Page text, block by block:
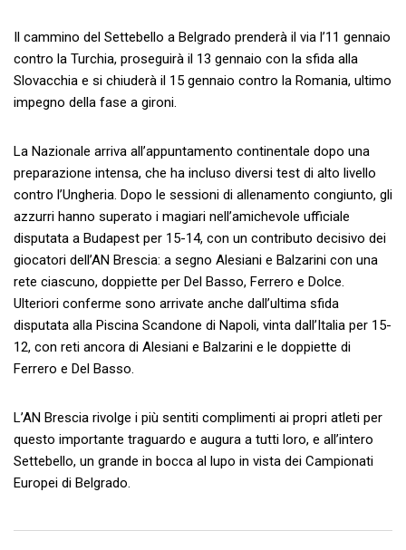
Il cammino del Settebello a Belgrado prenderà il via l’11 gennaio
contro la Turchia, proseguirà il 13 gennaio con la sfida alla
Slovacchia e si chiuderà il 15 gennaio contro la Romania, ultimo
impegno della fase a gironi.
La Nazionale arriva all’appuntamento continentale dopo una
preparazione intensa, che ha incluso diversi test di alto livello
contro l’Ungheria. Dopo le sessioni di allenamento congiunto, gli
azzurri hanno superato i magiari nell’amichevole ufficiale
disputata a Budapest per 15-14, con un contributo decisivo dei
giocatori dell’AN Brescia: a segno Alesiani e Balzarini con una
rete ciascuno, doppiette per Del Basso, Ferrero e Dolce.
Ulteriori conferme sono arrivate anche dall’ultima sfida
disputata alla Piscina Scandone di Napoli, vinta dall’Italia per 15-
12, con reti ancora di Alesiani e Balzarini e le doppiette di
Ferrero e Del Basso.
L’AN Brescia rivolge i più sentiti complimenti ai propri atleti per
questo importante traguardo e augura a tutti loro, e all’intero
Settebello, un grande in bocca al lupo in vista dei Campionati
Europei di Belgrado.